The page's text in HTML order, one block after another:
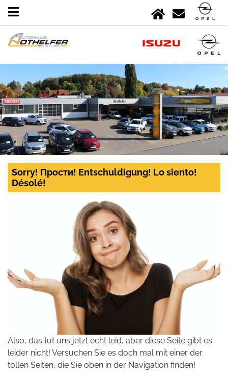
Sorry! Прости! Entschuldigung! Lo siento!
Désolé!
Also, das tut uns jetzt echt leid, aber diese Seite gibt es
leider nicht! Versuchen Sie es doch mal mit einer der
tollen Seiten, die Sie oben in der Navigation finden!